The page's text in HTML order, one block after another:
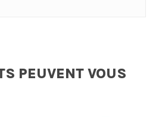
PEUVENT VOUS